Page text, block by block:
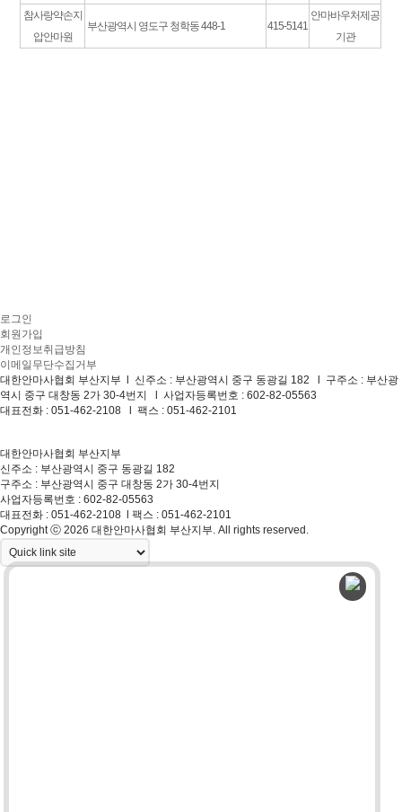
참사랑약손지
압안마원
부산광역시 영도구 청학동 448-1 415-5141
안마바우처제공
기관
로그인
회원가입
개인정보취급방침
이메일무단수집거부
대한안마사협회 부산지부 l 신주소 : 부산광역시 중구 동광길 182 l 구주소 : 부산광
역시 중구 대창동 2가 30-4번지 l 사업자등록번호 : 602-82-05563
대표전화 : 051-462-2108 l 팩스 : 051-462-2101
대한안마사협회 부산지부
신주소 : 부산광역시 중구 동광길 182
구주소 : 부산광역시 중구 대창동 2가 30-4번지
사업자등록번호 : 602-82-05563
대표전화 : 051-462-2108 l 팩스 : 051-462-2101
Copyright ⓒ 2026 대한안마사협회 부산지부. All rights reserved.